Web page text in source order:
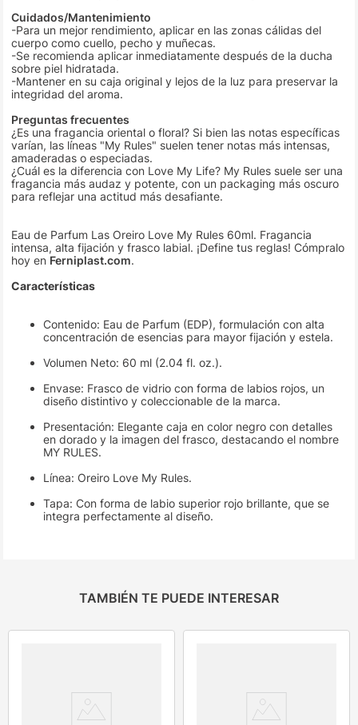
Cuidados/Mantenimiento
-Para un mejor rendimiento, aplicar en las zonas cálidas del
cuerpo como cuello, pecho y muñecas.
-Se recomienda aplicar inmediatamente después de la ducha
sobre piel hidratada.
-Mantener en su caja original y lejos de la luz para preservar la
integridad del aroma.
Preguntas frecuentes
¿Es una fragancia oriental o floral? Si bien las notas específicas
varían, las líneas "My Rules" suelen tener notas más intensas,
amaderadas o especiadas.
¿Cuál es la diferencia con Love My Life? My Rules suele ser una
fragancia más audaz y potente, con un packaging más oscuro
para reflejar una actitud más desafiante.
Eau de Parfum Las Oreiro Love My Rules 60ml. Fragancia
intensa, alta fijación y frasco labial. ¡Define tus reglas! Cómpralo
hoy en Ferniplast.com.
Características
Contenido: Eau de Parfum (EDP), formulación con alta
concentración de esencias para mayor fijación y estela.
Volumen Neto: 60 ml (2.04 fl. oz.).
Envase: Frasco de vidrio con forma de labios rojos, un
diseño distintivo y coleccionable de la marca.
Presentación: Elegante caja en color negro con detalles
en dorado y la imagen del frasco, destacando el nombre
MY RULES.
Línea: Oreiro Love My Rules.
Tapa: Con forma de labio superior rojo brillante, que se
integra perfectamente al diseño.
TAMBIÉN TE PUEDE INTERESAR